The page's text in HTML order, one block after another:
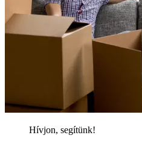
Hívjon, segítünk!